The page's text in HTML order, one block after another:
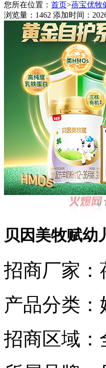
您所在位置： 首页>蓓宝优牧
浏览量：1462 添加时间：
贝因美牧赋幼
招商厂家：
产品分类：
招商区域：